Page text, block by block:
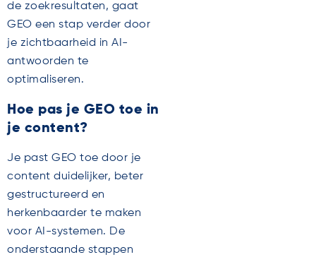
de zoekresultaten, gaat
GEO een stap verder door
je zichtbaarheid in AI-
antwoorden te
optimaliseren.
Hoe pas je GEO toe in
je content?
Je past GEO toe door je
content duidelijker, beter
gestructureerd en
herkenbaarder te maken
voor AI-systemen. De
onderstaande stappen